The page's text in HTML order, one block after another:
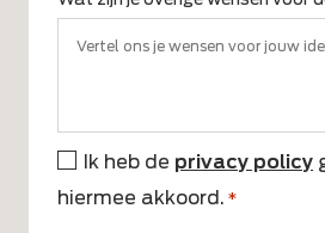
* Ik heb de privacy policy
hiermee akkoord. *